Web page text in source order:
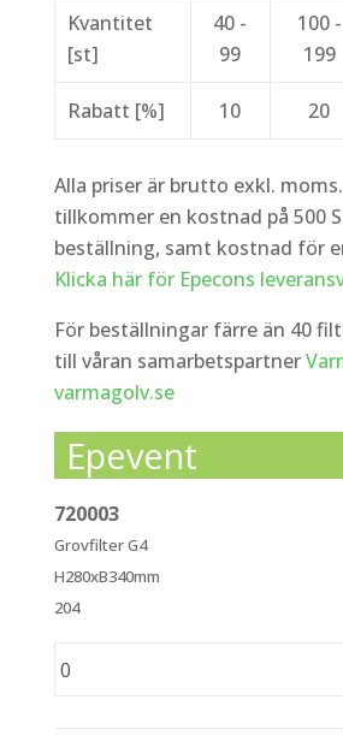
slash
YYYY
Kvantitet
[st]
40 -
99
100 -
199
Rabatt [%] 10 20
Alla priser är brutto exkl.
tillkommer en kostnad på 500
beställning, samt kostnad för
Klicka här för Epecons
För beställningar färre än 40
till våran samarbetspartner
varmagolv.se
Epevent
720003
Grovfilter G4
H280xB340mm
204